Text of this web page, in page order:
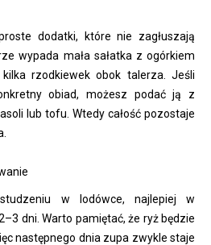
dodatki, które nie zagłuszają
wypada mała sałatka z ogórkiem
rzodkiewek obok talerza. Jeśli
obiad, możesz podać ją z
lub tofu. Wtedy całość pozostaje
w lodówce, najlepiej w
dni. Warto pamiętać, że ryż będzie
następnego dnia zupa zwykle staje